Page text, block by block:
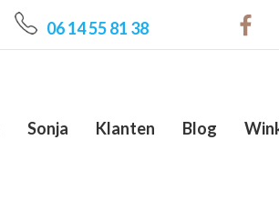
06 14 55 81 38
Sonja Klanten Blog